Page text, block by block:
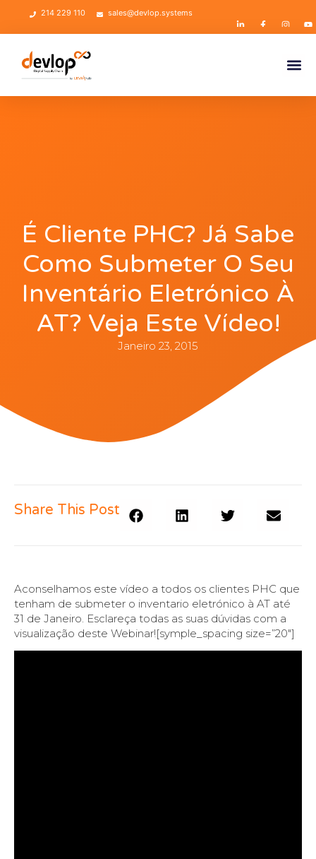
214 229 110 sales@devlop.systems
É Cliente PHC? Já Sabe
Como Submeter O Seu
Inventário Eletrónico À
AT? Veja Este Vídeo!
Janeiro 23, 2015
Share This Post
Aconselhamos este vídeo a todos os clientes PHC que
tenham de submeter o inventario eletrónico à AT até
31 de Janeiro. Esclareça todas as suas dúvidas com a
visualização deste Webinar![symple_spacing size=”20″]